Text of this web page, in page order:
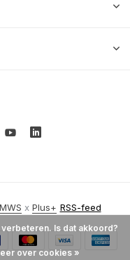
x Plus+ RSS-feed
Is dat akkoord?
over cookies »